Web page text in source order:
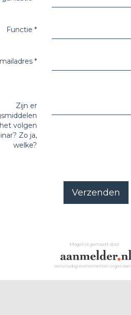
Functie *
*
Zijn er
volgen
Zo ja,
welke?
Verzenden
Mogelijk gemaakt door
eenvoudig evenementen